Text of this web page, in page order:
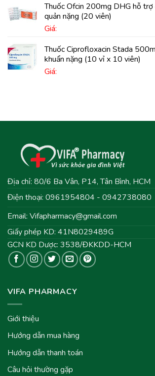
Thuốc Ofcin 200mg DHG hỗ
quản nặng (20 viên)
Giá:
Thuốc Ciprofloxacin Stada
khuẩn nặng (10 vỉ x 10 viên)
Giá:
Địa chỉ: 80/6 Ba Vân, P14, Tân Bình, HCM
Điện thoại: 0961954804 - 0942738080
Email: Vifapharmacy@gmail.com
Giấy phép KD: 41N8029489G
GCN KD Dược: 3538/ĐKKDD-HCM
VIFA PHARMACY
Giới thiệu
Hướng dẫn mua hàng
Hướng dẫn thanh toán
Câu hỏi thường gặp